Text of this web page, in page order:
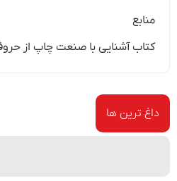
منابع
کتاب آشنایی با صنعت چاپ از
داغ ترین ها